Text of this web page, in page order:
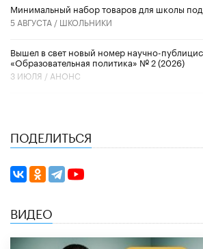
Минимальный набор товаров для школы
5 АВГУСТА / ШКОЛЬНИКИ
Вышел в свет новый номер научно-
«Образовательная политика» № 2 (2026)
3 ИЮЛЯ / АНОНС
ПОДЕЛИТЬСЯ
ВИДЕО